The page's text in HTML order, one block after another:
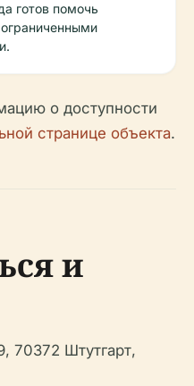
готов помочь
о доступности
странице объекта.
и
70372 Штутгарт,